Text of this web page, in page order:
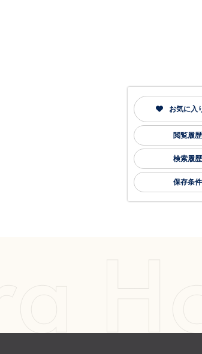
お気に入
閲覧履歴
検索履歴
保存条件